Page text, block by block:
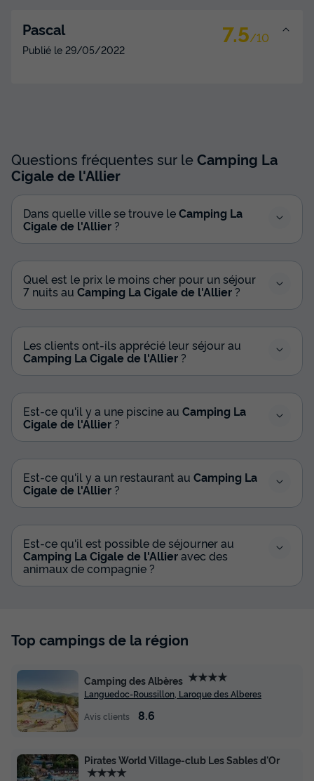
MOBILHOME 4 personnes - IRM LOGGIA 2
MOBILHOME 4 personnes - I.R.M. Loggia 2
- année 2020
Récent
Terrasse semi-couverte Animaux autorisés *
Cafetière
Réfrigérateur
MOBILHOME 4 personnes - I.R.M. Loggia 2 - année 2020
du06/09/2026
370 €
Voir les disponibilités
MOBILHOME 4 personnes - I.R.M. Loggia 2
- année 2024 - 2 chambres
Pascal 7.5/10
Publié le 29/05/2022
Questions fréquentes sur leCamping La
Cigale de l'Allier
Dans quelle ville se trouve leCamping La
Cigale de l'Allier ?
Quel est le prix le moins cher pour un séjour
7 nuits au Camping La Cigale de l'Allier ?
Les clients ont-ils apprécié leur séjour au
Camping La Cigale de l'Allier ?
Est-ce qu'il y a une piscine au Camping La
Cigale de l'Allier ?
Est-ce qu'il y a un restaurant au Camping La
Cigale de l'Allier ?
Est-ce qu'il est possible de séjourner au
Camping La Cigale de l'Allieravec des
animaux de compagnie ?
Top campings de la région
Camping des Albères ★★★★
Languedoc-Roussillon, Laroque des Alberes
Avis clients
8.6
Pirates World Village-club Les Sables d'Or
★★★★